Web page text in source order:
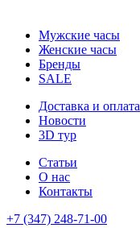
Мужские часы
Женские часы
Бренды
SALE
Доставка и оплата
Новости
3D тур
Статьи
О нас
Контакты
+7 (347) 248-71-00